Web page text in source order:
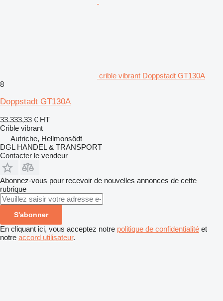
crible vibrant Doppstadt GT130A
8
Doppstadt GT130A
33.333,33 € HT
Crible vibrant
Autriche, Hellmonsödt
DGL HANDEL & TRANSPORT
Contacter le vendeur
Abonnez-vous pour recevoir de nouvelles annonces de cette
rubrique
S'abonner
En cliquant ici, vous acceptez notre politique de confidentialité et
notre accord utilisateur.